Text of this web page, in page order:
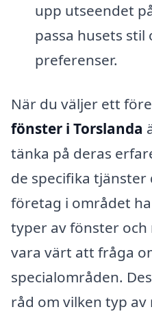
upp utseendet
passa husets
preferenser.
När du väljer ett
fönster i Torslanda
tänka på deras
de specifika tjänster
företag i området
typer av fönster och
vara värt att fråga
specialområden.
råd om vilken typ